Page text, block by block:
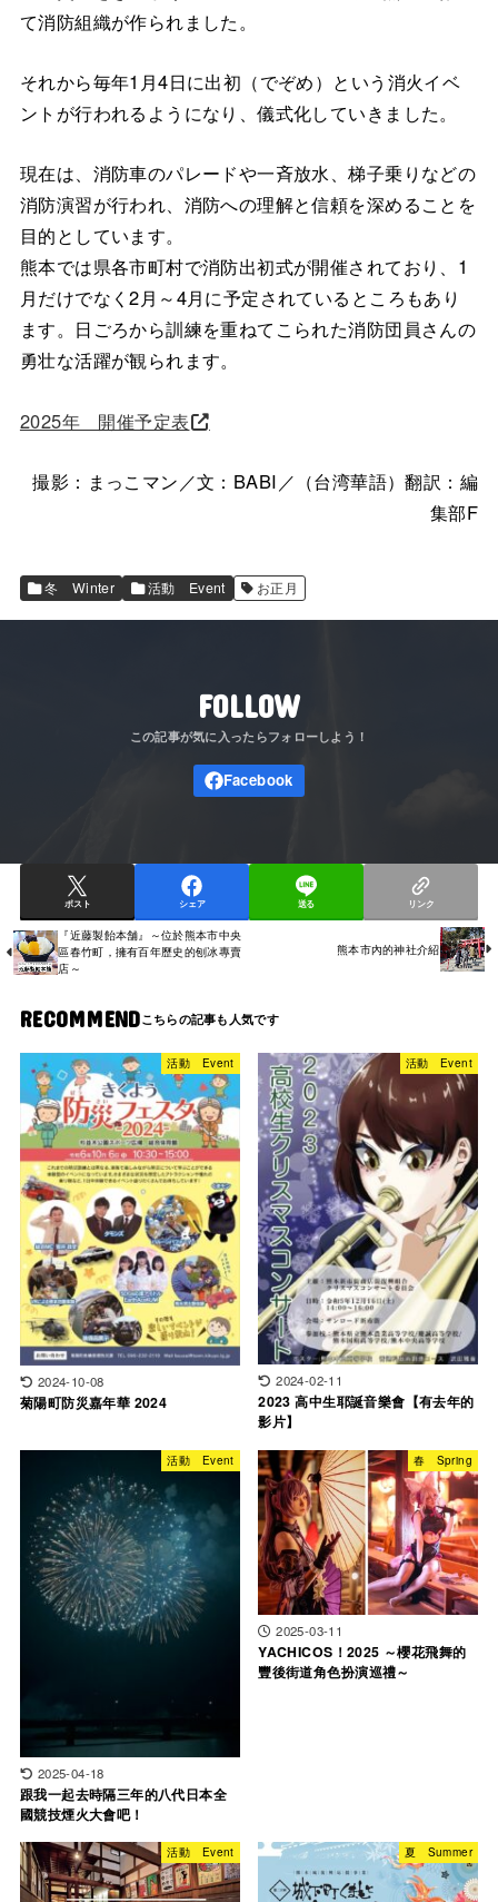
て消防組織が作られました。
それから毎年1月4日に出初（でぞめ）という消火イベ
ントが行われるようになり、儀式化していきました。
現在は、消防車のパレードや一斉放水、梯子乗りなどの
消防演習が行われ、消防への理解と信頼を深めることを
目的としています。
熊本では県各市町村で消防出初式が開催されており、1
月だけでなく2月～4月に予定されているところもあり
ます。日ごろから訓練を重ねてこられた消防団員さんの
勇壮な活躍が観られます。
2025年 開催予定表
撮影：まっこマン／文：BABI／（台湾華語）翻訳：編
集部F
冬 Winter 活動 Event お正月
FOLLOW
ポスト シェア 送る リンク
『近藤製飴本舗』～位於熊本市中央
區春竹町，擁有百年歷史的刨冰專賣
店～
熊本市內的神社介紹
RECOMMEND
活動 Event
2024-10-08
菊陽町防災嘉年華 2024
活動 Event
2024-02-11
2023 高中生耶誕音樂會【有去年的
影片】
活動 Event
2025-04-18
跟我一起去時隔三年的八代日本全
國競技煙火大會吧！
春 Spring
2025-03-11
YACHICOS！2025 ～櫻花飛舞的
豐後街道角色扮演巡禮～
活動 Event 夏 Summer